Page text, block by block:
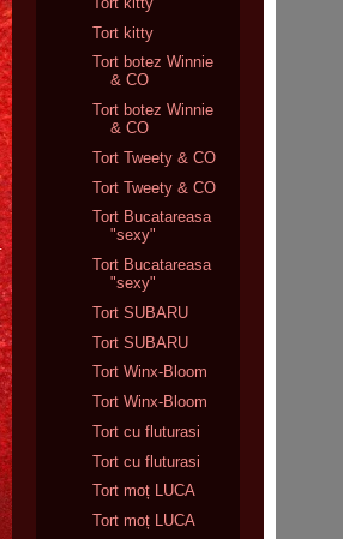
Tort kitty
Tort botez Winnie
& CO
Tort botez Winnie
& CO
Tort Tweety & CO
Tort Tweety & CO
Tort Bucatareasa
"sexy"
Tort Bucatareasa
"sexy"
Tort SUBARU
Tort SUBARU
Tort Winx-Bloom
Tort Winx-Bloom
Tort cu fluturasi
Tort cu fluturasi
Tort moț LUCA
Tort moț LUCA